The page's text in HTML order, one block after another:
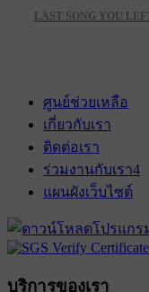
LAST SONG YOU
ศูนย์ช่วยเหลือ
เกี่ยวกับเรา
ติดต่อเรา
ร่วมงานกับเรา4
แผนผังเว็บไซต์
บริการของเรา